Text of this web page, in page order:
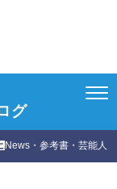
グ
News・参考書・芸能人